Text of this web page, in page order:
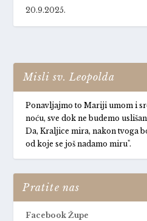
20.9.2025.
Misli sv. Leopolda
Ponavljajmo to Mariji umom i
noću, sve dok ne budemo
Da, Kraljice mira, nakon tvoga
od koje se još nadamo miru".
Pratite nas
Facebook Župe